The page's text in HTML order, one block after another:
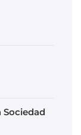
Sociedad